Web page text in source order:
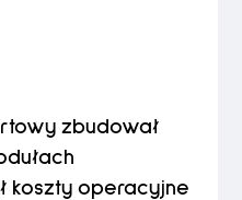
zbudował
koszty operacyjne